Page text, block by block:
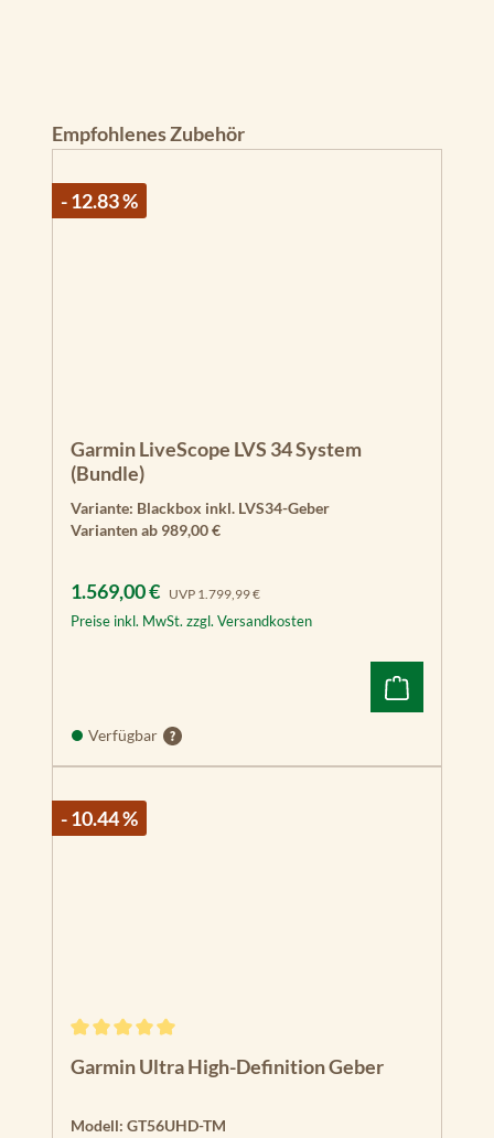
Produktgalerie überspringen
Empfohlenes Zubehör
- 12.83 %
Garmin LiveScope LVS 34 System
(Bundle)
Variante: Blackbox inkl. LVS34-Geber
Varianten ab 989,00 €
Verkaufspreis:
1.569,00 € UVP Regulärer Preis:
1.799,99 €
Preise inkl. MwSt. zzgl. Versandkosten
Verfügbar
- 10.44 %
Garmin Ultra High-Definition Geber
Modell: GT56UHD-TM